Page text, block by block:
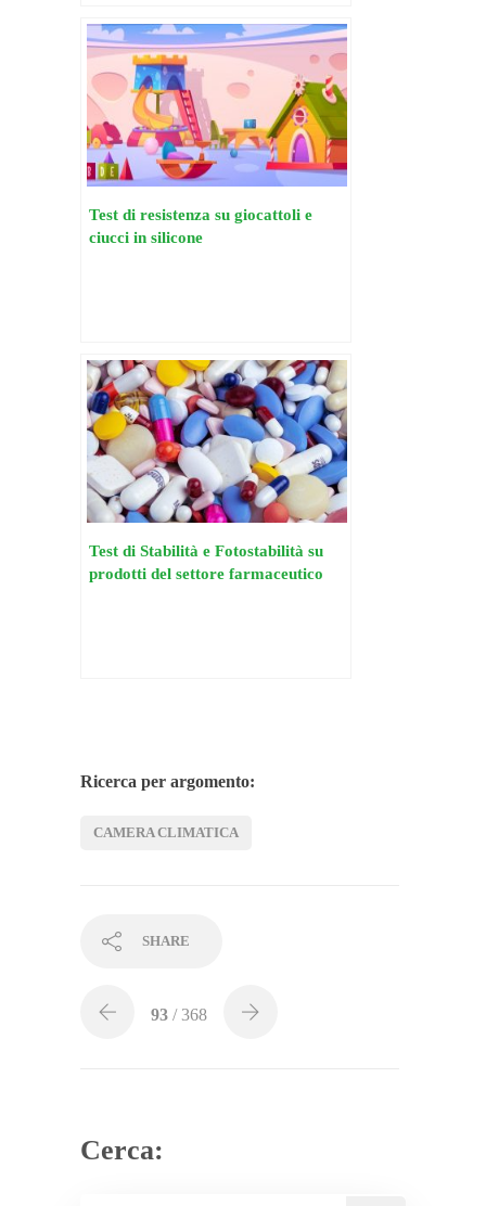
Test di resistenza su giocattoli e
ciucci in silicone
Test di Stabilità e Fotostabilità su
prodotti del settore farmaceutico
Ricerca per argomento:
CAMERA CLIMATICA
SHARE
93 / 368
Cerca: